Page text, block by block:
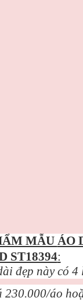
MẪU ÁO
ST18394:
đẹp này có
230.000/áo